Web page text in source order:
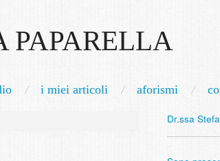
PAPARELLA
i miei articoli aforismi
Dr.ssa